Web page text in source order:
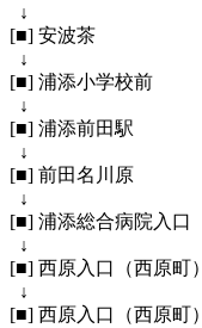
↓
[■] 安波茶
↓
[■] 浦添小学校前
↓
[■] 浦添前田駅
↓
[■] 前田名川原
↓
[■] 浦添総合病院入口
↓
[■] 西原入口（西原町）
↓
[■] 西原入口（西原町）